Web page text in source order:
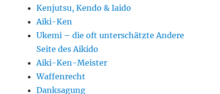
Kenjutsu, Kendo & Iaido
Aiki-Ken
Ukemi – die oft unterschätzte Andere
Seite des Aikido
Aiki-Ken-Meister
Waffenrecht
Danksagung